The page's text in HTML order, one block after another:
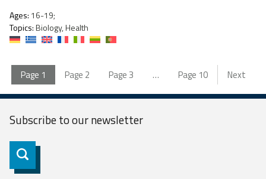
Ages: 16-19;
Topics:Biology, Health
Page 1 Page 2 Page3 … Page 10 Next
Subscribe to ournewsletter
Subscribe